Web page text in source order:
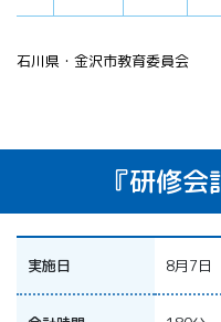
石川県・金沢市教育委員会
『研修会
実施日 8月7日